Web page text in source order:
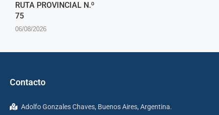
RUTA PROVINCIAL N.º
75
06/08/2026
Contacto
Adolfo Gonzales Chaves, Buenos Aires, Argentina.